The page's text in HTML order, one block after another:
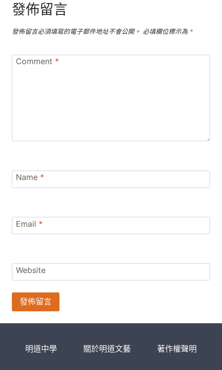
發佈留言
發佈留言必須填寫的電子郵件地址不會公開。 必填欄位標示為 *
Comment *
Name *
Email *
Website
明道中學 關於明道文藝 著作權聲明